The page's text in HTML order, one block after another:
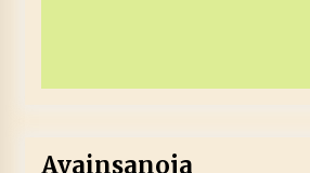
Avainsanoja